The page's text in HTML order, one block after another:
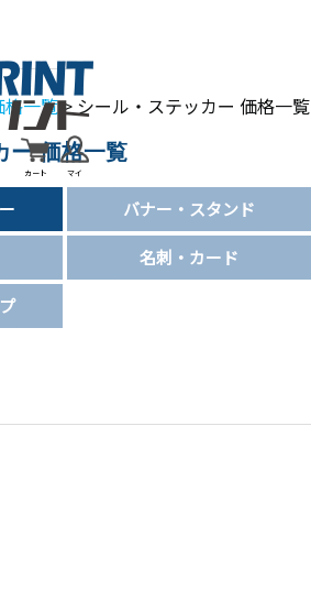
マイ
カート
格一覧> シール・ステッカー 価格一覧
ー 価格一覧
バナー・スタンド
名刺・カード